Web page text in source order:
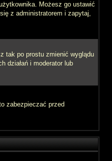
Możesz go ustawić
z administratorem i zapytaj,
tak po prostu zmienić wyglądu
działań i moderator lub
zabezpieczać przed